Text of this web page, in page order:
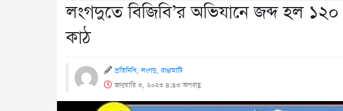
লংগদুতে বিজিবি’র অভিযানে জব্দ হল
কাঠ
প্রতিনিধি, লংগদু, রাঙামাটি
জানুয়ারি ৩, ২০২৩ ৪:৪৩ অপরাহ্ণ